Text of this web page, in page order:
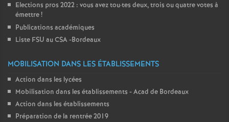
Elections pros 2022 : vous avez tou·tes deux, trois ou quatre votes à
émettre!
Publications académiques
Liste FSU au CSA -Bordeaux
MOBILISATION DANS LES ÉTABLISSEMENTS
Action dans les lycées
Mobilisation dans les établissements - Acad de Bordeaux
Action dans les établissements
Préparation de la rentrée 2019